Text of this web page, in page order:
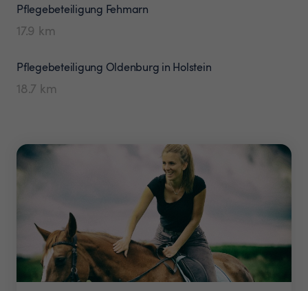
Pflegebeteiligung Fehmarn
17.9 km
Pflegebeteiligung Oldenburg in Holstein
18.7 km